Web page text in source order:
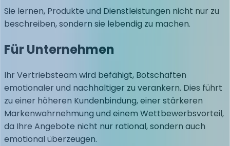
Sie lernen, Produkte und Dienstleistungen nicht nur zu
beschreiben, sondern sie lebendig zu machen.
Für Unternehmen
Ihr Vertriebsteam wird befähigt, Botschaften
emotionaler und nachhaltiger zu verankern. Dies führt
zu einer höheren Kundenbindung, einer stärkeren
Markenwahrnehmung und einem Wettbewerbsvorteil,
da Ihre Angebote nicht nur rational, sondern auch
emotional überzeugen.